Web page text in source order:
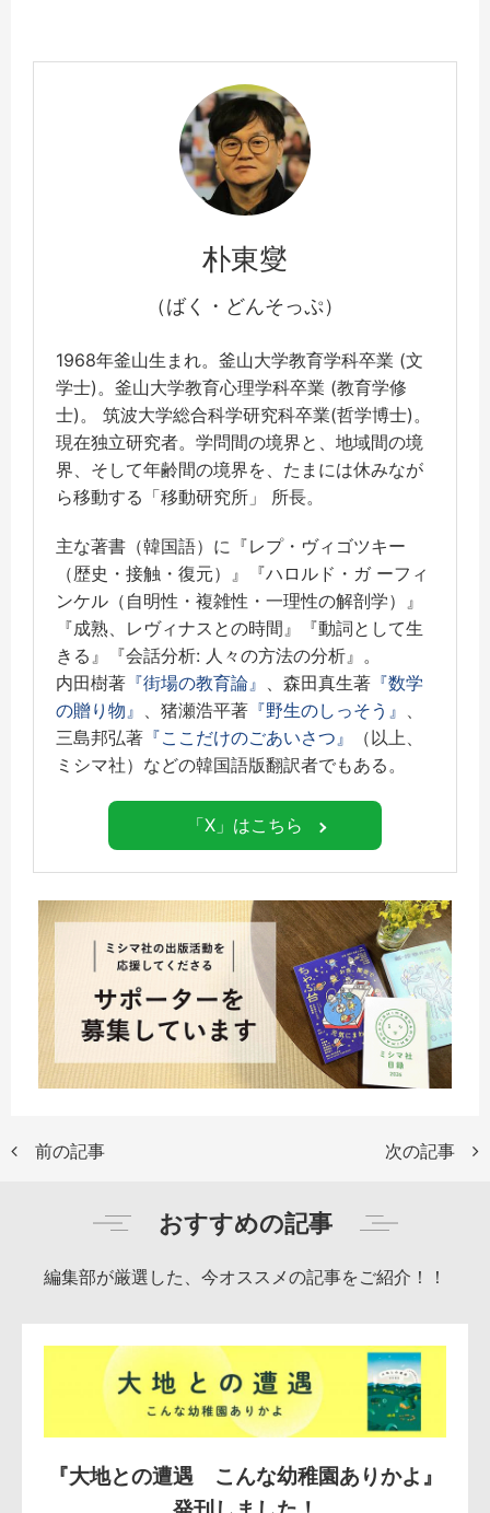
朴東燮
（ばく・どんそっぷ）
1968年釜山生まれ。釜山大学教育学科卒業 (文
学士)。釜山大学教育心理学科卒業 (教育学修
士)。 筑波大学総合科学研究科卒業(哲学博士)。
現在独立研究者。学問間の境界と、地域間の境
界、そして年齢間の境界を、たまには休みなが
ら移動する「移動研究所」 所長。
主な著書（韓国語）に『レプ・ヴィゴツキー
（歴史・接触・復元）』『ハロルド・ガ ーフィ
ンケル（自明性・複雑性・一理性の解剖学）』
『成熟、レヴィナスとの時間』『動詞として生
きる』『会話分析: 人々の方法の分析』。
内田樹著 『街場の教育論』 、森田真生著 『数学
の贈り物』
、猪瀬浩平著 『野生のしっそう』
三島邦弘著 『ここだけのごあいさつ』
（以上、
ミシマ社）などの韓国語版翻訳者でもある。
「X」はこちら
前の記事 次の記事
おすすめの記事
編集部が厳選した、今オススメの記事をご紹介！！
『大地との遭遇 こんな幼稚園ありかよ』